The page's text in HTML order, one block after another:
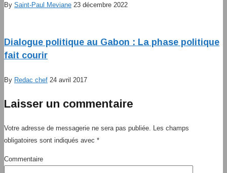
By Saint-Paul Meviane 23 décembre 2022
Dialogue politique au Gabon : La phase politique
fait courir
By Redac chef 24 avril 2017
Laisser un commentaire
Votre adresse de messagerie ne sera pas publiée. Les champs
obligatoires sont indiqués avec *
Commentaire